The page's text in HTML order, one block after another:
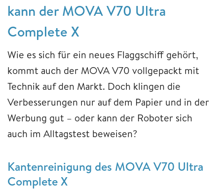
kann der MOVA V70 Ultra
Complete X
Wie es sich für ein neues Flaggschiff gehört,
kommt auch der MOVA V70 vollgepackt mit
Technik auf den Markt. Doch klingen die
Verbesserungen nur auf dem Papier und in der
Werbung gut – oder kann der Roboter sich
auch im Alltagstest beweisen?
Kantenreinigung des MOVA V70 Ultra
Complete X